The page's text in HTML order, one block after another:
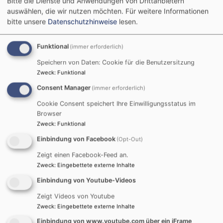
Chorwerke wurden in dieser Zeit erarbeitet und
erfolgreich auf hohem Niveau aufgeführt.
Als gefragter Bassbariton interpretiert Markus Simon
die gängigen Oratorienpartien aus Barock, Klassik und
Romantik ebenso wie klassische und moderne Lieder
seiner Stimme reicht bis hin zu Jazz und Gospel. Im
Bereich der zeitgenössischen Musik hat Markus Simon
mehrere Uraufführungen gestaltet:
• Holmer Becker: Vier Lieder (1998, Texte: Rainer
Maria Rilke)
• Dorothea Hofmann: Debora. Oratorium (2013,
Libretto: Michael Herrschel)
Walburga. Oratorium (2002, Libretto: Reinhard Knodt)
• Hans Kraus-Hübner: Liebesfluch. Oper (2011,
Libretto: Michaela Moritz)
auswählen, die wir nutzen möchten. Für weitere Informationen
bitte unsere Datenschutzhinweise lesen.
Funktional (immer erforderlich)
Speichern von Daten: Cookie für die Benutzersitzung
Zweck: Funktional
Consent Manager (immer erforderlich)
Cookie Consent speichert Ihre Einwilligungsstatus im
Browser
Zweck: Funktional
Einbindung von Facebook (Opt-Out)
Zeigt einen Facebook-Feed an.
Zweck: Eingebettete externe Inhalte
Einbindung von Youtube-Videos
Zeigt Videos von Youtube
Zweck: Eingebettete externe Inhalte
Einbindung von www.youtube.com über ein iFrame